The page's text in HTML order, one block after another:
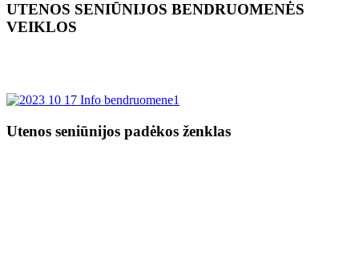
UTENOS SENIŪNIJOS BENDRUOMENĖS
VEIKLOS
Utenos seniūnijos padėkos ženklas